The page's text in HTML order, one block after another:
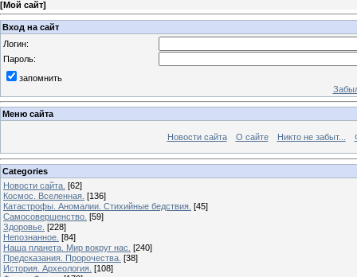
[Мой сайт]
Вход на сайт
Логин:
Пароль:
запомнить
Меню сайта
Новости сайта О сайте Никто не забыт...
Categories
Новости сайта. [62]
Космос. Вселенная. [136]
Катастрофы. Аномалии. Стихийные бедствия. [45]
Самосовершенство. [59]
Здоровье. [228]
Непознанное. [84]
Наша планета. Мир вокруг нас. [240]
Предсказания. Пророчества. [38]
История. Археология. [108]